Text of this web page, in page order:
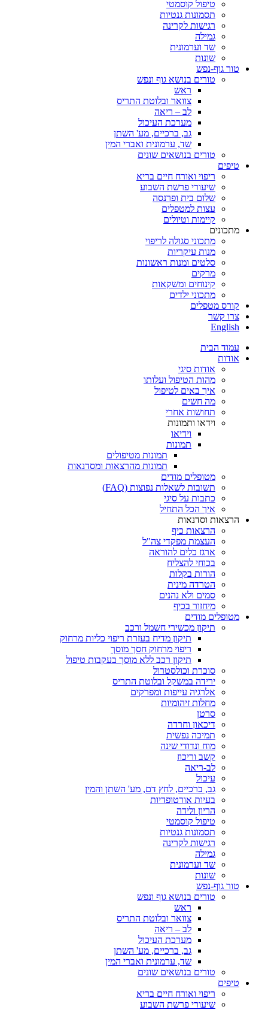
טיפול קוסמטי
תסמונות גנטיות
רגישות לקרינה
גמילה
שד וערמונית
שונות
טור גוף-נפש
טורים בנושא גוף ונפש
ראש
צוואר ובלוטת התריס
לב – ריאה
מערכת העיכול
גב, ברכיים, מע' השתן
שד, ערמונית ואברי המין
טורים בנושאים שונים
טיפים
ריפוי ואורח חיים בריא
שיעורי פרשת השבוע
שלום בית ופרנסה
עצות למטפלים
קיימות וטיולים
מתכונים
מתכוני סגולה לריפוי
מנות עיקריות
סלטים ומנות ראשונות
מרקים
קינוחים ומשקאות
מתכוני ילדים
קורס מטפלים
צרו קשר
English
עמוד הבית
אודות
אודות סיגי
מהות הטיפול ועלותו
איך באים לטיפול
מה חשים
תחושות אחרי
וידאו ותמונות
וידיאו
תמונות
תמונות מטיפולים
תמונות מהרצאות ומסדנאות
מטופלים מודים
תשובות לשאלות נפוצות (FAQ)
כתבות על סיגי
איך הכל התחיל
הרצאות וסדנאות
הרצאות כיף
העצמת מפקדי צה"ל
ארגז כלים להוראה
בכוחי להצליח
הורות בקלות
הטרדה מינית
סמים ולא נהנים
מיחזור בכיף
מטופלים מודים
תיקון מכשירי חשמל ורכב
תיקון מדיח בעזרת ריפוי כליות מרחוק
ריפוי מרחוק חסך מוסך
תיקון רכב ללא מוסך בעקבות טיפול
סוכרת וכולסטרול
ירידה במשקל ובלוטת התריס
אלרגיה עייפות ומפרקים
מחלות זיהומיות
סרטן
דיכאון וחרדה
תמיכה נפשית
מוח ונדודי שינה
קשב וריכוז
לב-ריאה
עיכול
גב, ברכיים, לחץ דם, מע' השתן והמין
בעיות אורטופדיות
הריון ולידה
טיפול קוסמטי
תסמונות גנטיות
רגישות לקרינה
גמילה
שד וערמונית
שונות
טור גוף-נפש
טורים בנושא גוף ונפש
ראש
צוואר ובלוטת התריס
לב – ריאה
מערכת העיכול
גב, ברכיים, מע' השתן
שד, ערמונית ואברי המין
טורים בנושאים שונים
טיפים
ריפוי ואורח חיים בריא
שיעורי פרשת השבוע